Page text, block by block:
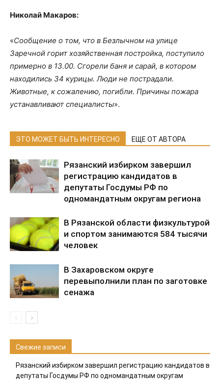
Николай Макаров:
«Сообщение о том, что в Безлычном на улице
Заречной горит хозяйственная постройка, поступило
примерно в 13.00. Сгорели баня и сарай, в котором
находились 34 курицы. Люди не пострадали.
Животные, к сожалению, погибли. Причины пожара
устанавливают специалисты».
ЭТО МОЖЕТ БЫТЬ ИНТЕРЕСНО ЕЩЕ ОТ АВТОРА
Рязанский избирком завершил
регистрацию кандидатов в
депутаты Госдумы РФ по
одномандатным округам региона
В Рязанской области физкультурой
и спортом занимаются 584 тысячи
человек
В Захаровском округе
перевыполнили план по заготовке
сенажа
Свежие записи
Рязанский избирком завершил регистрацию кандидатов в
депутаты Госдумы РФ по одномандатным округам